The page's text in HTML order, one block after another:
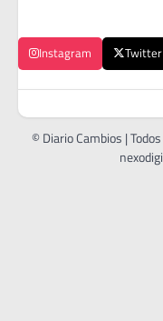
Instagram Twitter